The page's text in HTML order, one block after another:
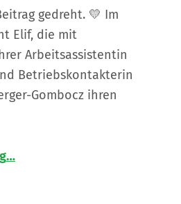
gedreht. 💛 Im
Elif, die mit
Arbeitsassistentin
Betriebskontakterin
Gombocz ihren
🎬 Ein Blick hinter die Kulissen einer besonderen Erfolgsgeschichte
Das
…